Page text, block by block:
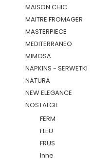
MAISON CHIC
MAITRE FROMAGER
MASTERPIECE
MEDITERRANEO
MIMOSA
NAPKINS - SERWETKI
NATURA
NEW ELEGANCE
NOSTALGIE
FERM
FLEU
FRUS
Inne